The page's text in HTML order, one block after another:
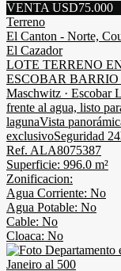
VENTA USD75.000
Terreno
El Canton - Norte,
El Cazador
LOTE TERRENO
ESCOBAR BARRIO
Maschwitz · Escobar
frente al agua, listo
lagunaVista
exclusivoSeguridad
Ref. ALA8075387
Superficie: 996.0 m²
Zonificacion:
Agua Corriente: No
Agua Potable: No
Cable: No
Cloaca: No